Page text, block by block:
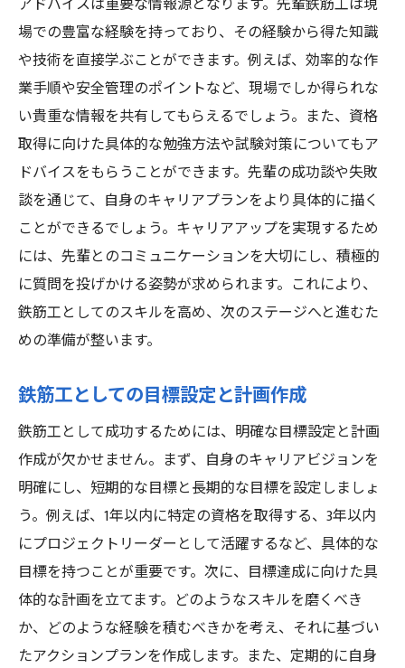
資格を活かした転職の成功事例
資格取得後のネットワーキングの重要性
資格を持つことで得られるプロジェクトの
種類
資格取得が将来のキャリアに与える影響
鉄筋工として長期的なキャリアを築くための資
格の重要性
長期的なキャリアプランの立て方
資格が将来の安定性に寄与する理由
継続的な学習と資格取得のメリット
資格取得がもたらすキャリアの安定性
き
将来を見据えた資格の選び方
アドバイスは重要な情報源となります。先輩鉄筋工は現
場での豊富な経験を持っており、その経験から得た知識
や技術を直接学ぶことができます。例えば、効率的な作
業手順や安全管理のポイントなど、現場でしか得られな
い貴重な情報を共有してもらえるでしょう。また、資格
取得に向けた具体的な勉強方法や試験対策についてもア
ドバイスをもらうことができます。先輩の成功談や失敗
談を通じて、自身のキャリアプランをより具体的に描く
ことができるでしょう。キャリアアップを実現するため
には、先輩とのコミュニケーションを大切にし、積極的
に質問を投げかける姿勢が求められます。これにより、
鉄筋工としてのスキルを高め、次のステージへと進むた
めの準備が整います。
鉄筋工としての目標設定と計画作成
鉄筋工として成功するためには、明確な目標設定と計画
作成が欠かせません。まず、自身のキャリアビジョンを
明確にし、短期的な目標と長期的な目標を設定しましょ
う。例えば、1年以内に特定の資格を取得する、3年以内
にプロジェクトリーダーとして活躍するなど、具体的な
目標を持つことが重要です。次に、目標達成に向けた具
体的な計画を立てます。どのようなスキルを磨くべき
か、どのような経験を積むべきかを考え、それに基づい
たアクションプランを作成します。また、定期的に自身